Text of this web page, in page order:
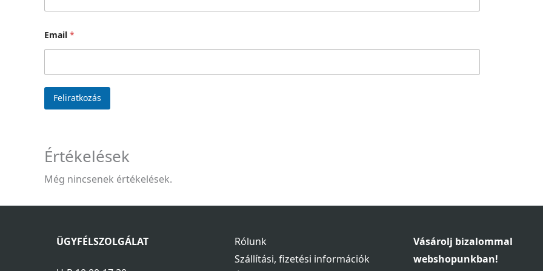
Email *
Feliratkozás
Értékelések
Még nincsenek értékelések.
ÜGYFÉLSZOLGÁLAT
Rólunk
Szállítási, fizetési információk
Vásárolj bizalommal
webshopunkban!